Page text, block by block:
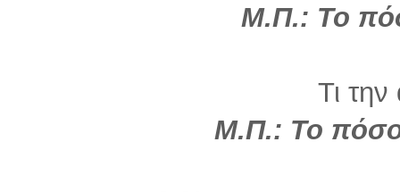
Μ.Π.: Το
Τι
Μ.Π.: Το